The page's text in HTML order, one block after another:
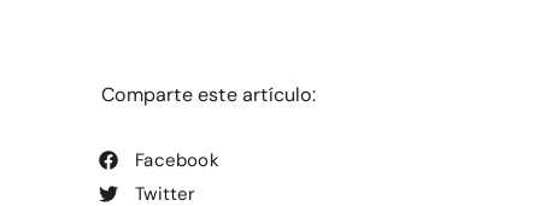
Comparte este artículo:
Facebook
Twitter